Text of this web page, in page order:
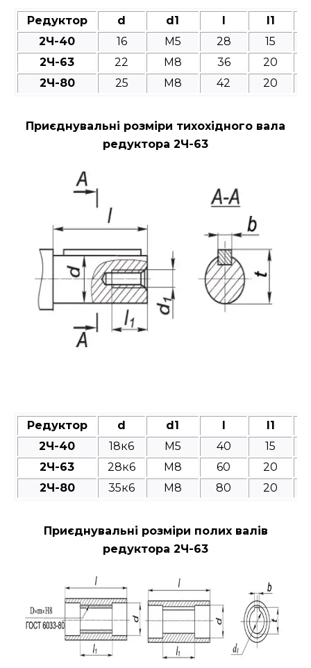
Редуктор d d1 l l1
2Ч-40
16 M5 28 15
2Ч-63
22 M8 36 20
2Ч-80
25 M8 42 20
Приєднувальні розміри тихохідного вала
редуктора 2Ч-63
Редуктор d d1 l l1
2Ч-40
18к6 M5 40 15
2Ч-63
28к6 M8 60 20
2Ч-80
35к6 M8 80 20
Приєднувальні розміри полих валів
редуктора 2Ч-63